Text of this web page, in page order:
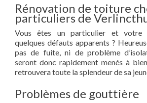
Rénovation de toiture
particuliers de
Vous êtes un particulier et votre
quelques défauts apparents ?
pas de fuite, ni de problème
seront donc rapidement menés à
retrouvera toute la splendeur de sa
Problèmes de gouttière